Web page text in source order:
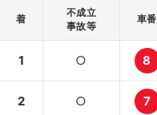
着
不成立
事故等
車番
1 ○ 8
2 ○ 7